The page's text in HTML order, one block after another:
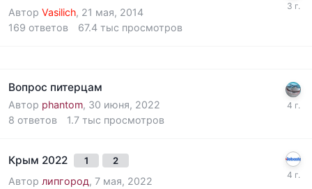
Автор Vasilich, 21 мая, 2014
169 ответов 67.4 тыс просмотров
Вопрос питерцам
Автор phantom, 30 июня, 2022
8 ответов 1.7 тыс просмотров
Крым 2022 1 2
Автор липгород, 7 мая, 2022